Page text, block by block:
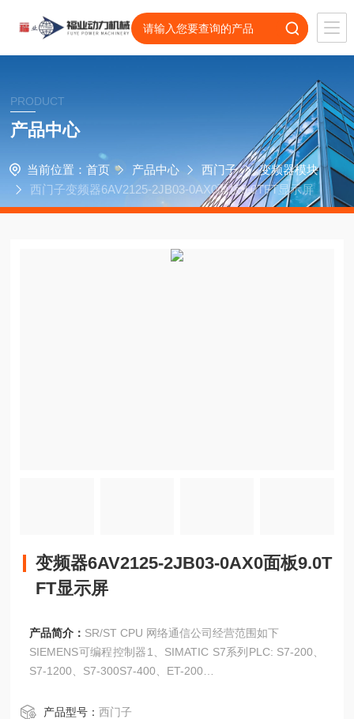
PRODUCT
产品中心
当前位置： 首页 产品中心 西门子
变频器模块
西门子变频器6AV2125-2JB03-0AX0面板9.0TFT显示屏
变频器6AV2125-2JB03-0AX0面板9.0T
FT显示屏
产品简介： SR/ST CPU 网络通信公司经营范围如下
SIEMENS可编程控制器1、SIMATIC S7系列PLC: S7-200、
S7-1200、S7-300S7-400、ET-200
产品型号：西门子